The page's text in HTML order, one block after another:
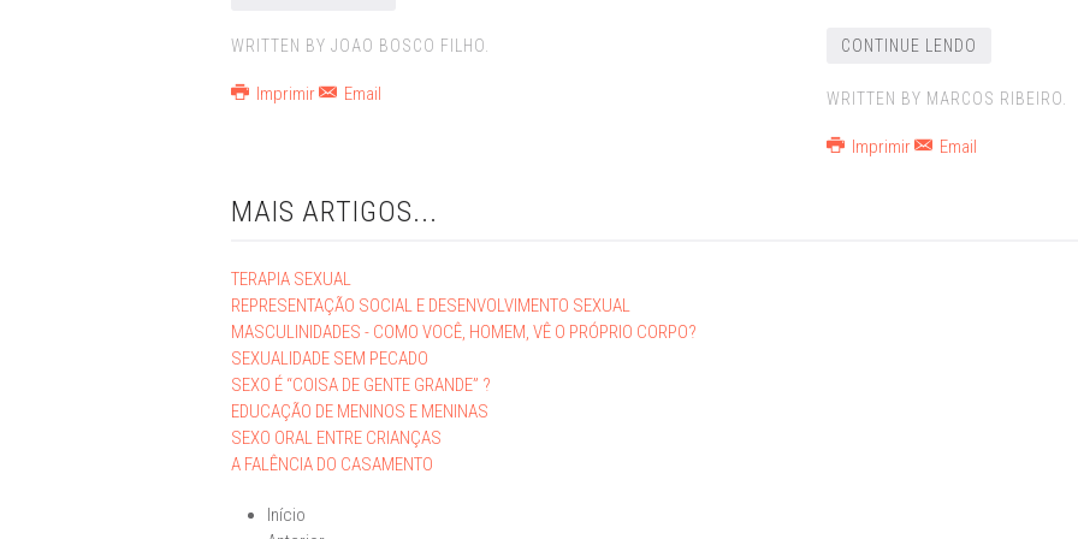
WRITTEN BY JOAO BOSCO FILHO.
Imprimir Email
CONTINUE LENDO
WRITTEN BY MARCOS RIBEIRO.
Imprimir Email
MAIS ARTIGOS...
TERAPIA SEXUAL
REPRESENTAÇÃO SOCIAL E DESENVOLVIMENTO SEXUAL
MASCULINIDADES - COMO VOCÊ, HOMEM, VÊ O PRÓPRIO CORPO?
SEXUALIDADE SEM PECADO
SEXO É “COISA DE GENTE GRANDE” ?
EDUCAÇÃO DE MENINOS E MENINAS
SEXO ORAL ENTRE CRIANÇAS
A FALÊNCIA DO CASAMENTO
Início